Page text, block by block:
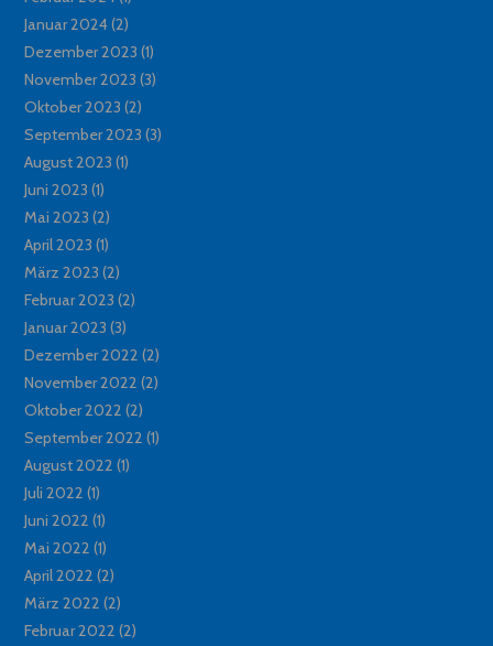
Januar 2024(2)
Dezember 2023 (1)
November 2023 (3)
Oktober 2023 (2)
September 2023 (3)
August 2023 (1)
Juni 2023 (1)
Mai 2023 (2)
April 2023 (1)
März 2023 (2)
Februar 2023 (2)
Januar 2023 (3)
Dezember 2022 (2)
November 2022 (2)
Oktober 2022 (2)
September 2022 (1)
August 2022 (1)
Juli 2022 (1)
Juni 2022 (1)
Mai 2022 (1)
April 2022 (2)
März 2022 (2)
Februar 2022 (2)